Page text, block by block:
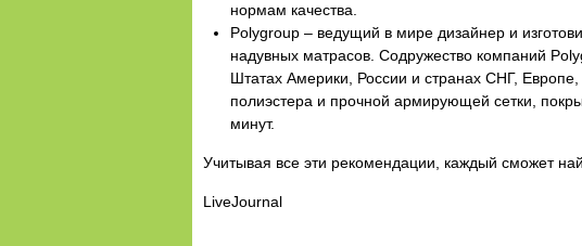
нормам качества.
Polygroup – ведущий в мире дизайнер и
надувных матрасов. Содружество компаний
Штатах Америки, России и странах СНГ,
полиэстера и прочной армирующей сетки,
минут.
Учитывая все эти рекомендации, каждый сможет
LiveJournal